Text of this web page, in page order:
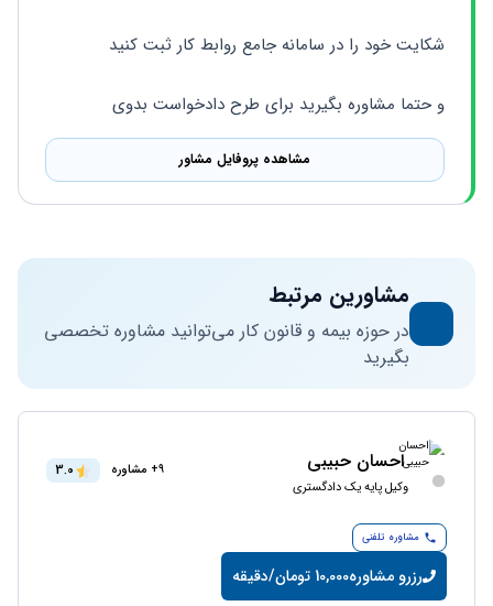
شکایت خود را در سامانه جامع روابط کار ثبت کنید
و حتما مشاوره بگیرید برای طرح دادخواست بدوی
مشاهده پروفایل مشاور
مشاورین مرتبط
در حوزه بیمه و قانون کار می‌توانید مشاوره تخصصی
بگیرید
احسان حبیبی
وکیل پایه یک دادگستری
9+ مشاوره 3.0
مشاوره تلفنی
رزرو مشاوره10,000 تومان/دقیقه